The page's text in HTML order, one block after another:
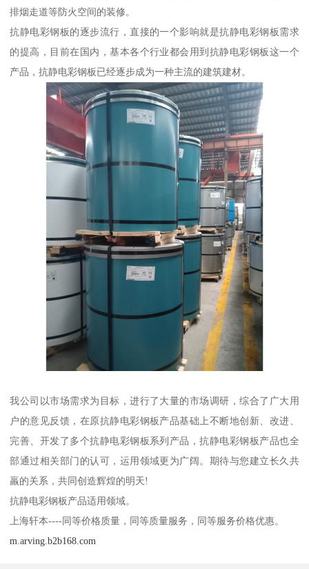
排烟走道等防火空间的装修。
抗静电彩钢板的逐步流行，直接的一个影响就是抗静电彩钢板需求
的提高，目前在国内，基本各个行业都会用到抗静电彩钢板这一个
产品，抗静电彩钢板已经逐步成为一种主流的建筑建材。
我公司以市场需求为目标，进行了大量的市场调研，综合了广大用
户的意见反馈，在原抗静电彩钢板产品基础上不断地创新、改进、
完善、开发了多个抗静电彩钢板系列产品，抗静电彩钢板产品也全
部通过相关部门的认可，运用领域更为广阔。期待与您建立长久共
羸的关系，共同创造辉煌的明天!
抗静电彩钢板产品适用领域。
上海轩本----同等价格质量，同等质量服务，同等服务价格优惠。
m.arving.b2b168.com